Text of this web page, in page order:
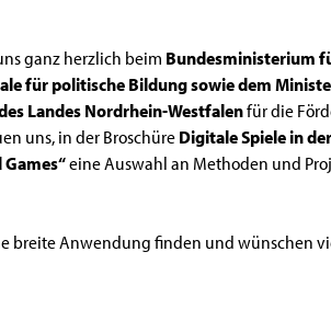
ganz herzlich beim Bundesministerium
für politische Bildung sowie dem
Landes Nordrhein-Westfalenfür die
uns, in der BroschüreDigitale Spiele in
eine Auswahl an Methoden und
breite Anwendung finden und wünschen